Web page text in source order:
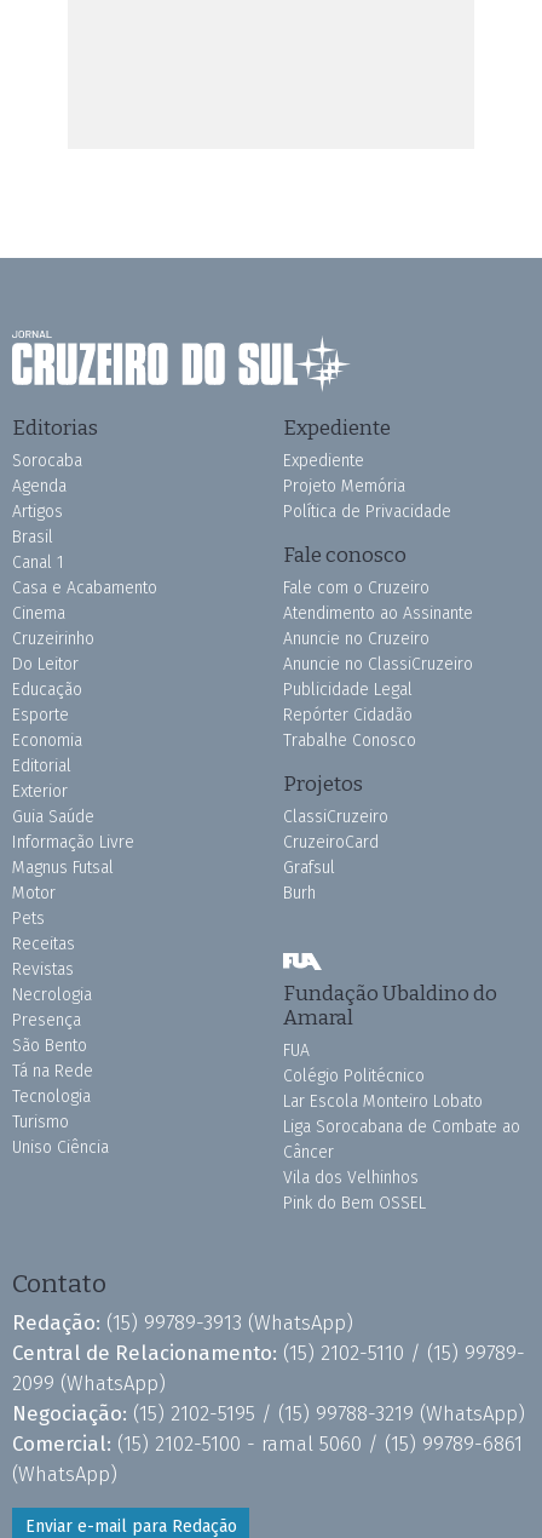
Editorias
Sorocaba
Agenda
Artigos
Brasil
Canal 1
Casa e Acabamento
Cinema
Cruzeirinho
Do Leitor
Educação
Esporte
Economia
Editorial
Exterior
Guia Saúde
Informação Livre
Magnus Futsal
Motor
Pets
Receitas
Revistas
Necrologia
Presença
São Bento
Tá na Rede
Tecnologia
Turismo
Uniso Ciência
Expediente
Expediente
Projeto Memória
Política de Privacidade
Fale conosco
Fale com o Cruzeiro
Atendimento ao Assinante
Anuncie no Cruzeiro
Anuncie no ClassiCruzeiro
Publicidade Legal
Repórter Cidadão
Trabalhe Conosco
Projetos
ClassiCruzeiro
CruzeiroCard
Grafsul
Burh
Fundação Ubaldino do
Amaral
FUA
Colégio Politécnico
Lar Escola Monteiro Lobato
Liga Sorocabana de Combate ao
Câncer
Vila dos Velhinhos
Pink do Bem OSSEL
Contato
Redação: (15) 99789-3913 (WhatsApp)
Central de Relacionamento: (15) 2102-5110 / (15) 99789-
2099 (WhatsApp)
Negociação: (15) 2102-5195 / (15) 99788-3219 (WhatsApp)
Comercial: (15) 2102-5100 - ramal 5060 / (15) 99789-6861
(WhatsApp)
Enviar e-mail para Redação